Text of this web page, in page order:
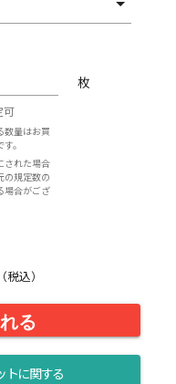
可
量はお買
。
された場合
の規定数の
場合がござ
枚
税込）
る
トに関する